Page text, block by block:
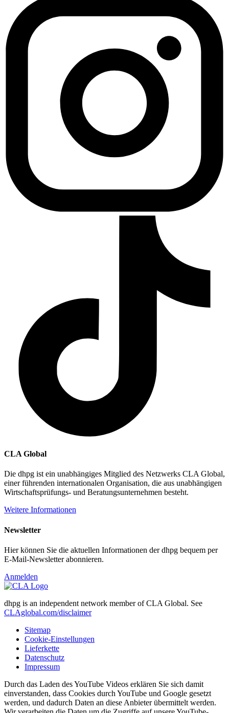
CLA Global
Die dhpg ist ein unabhängiges Mitglied des Netzwerks CLA Global,
einer führenden internationalen Organisation, die aus unabhängigen
Wirtschaftsprüfungs- und Beratungsunternehmen besteht.
Weitere Informationen
Newsletter
Hier können Sie die aktuellen Informationen der dhpg bequem per
E-Mail-Newsletter abonnieren.
Anmelden
dhpg is an independent network member of CLA Global. See
CLAglobal.com/disclaimer
Sitemap
Cookie-Einstellungen
Lieferkette
Datenschutz
Impressum
Durch das Laden des YouTube Videos erklären Sie sich damit
einverstanden, dass Cookies durch YouTube und Google gesetzt
werden, und dadurch Daten an diese Anbieter übermittelt werden.